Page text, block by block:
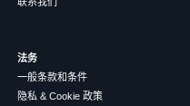
法务
一般条款和条件
隐私 & Cookie 政策